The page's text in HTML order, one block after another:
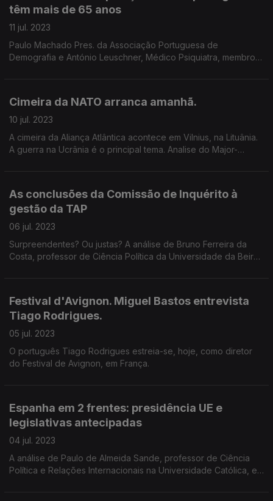
têm mais de 65 anos
11 jul. 2023
Paulo Machado Pres. da Associação Portuguesa de
Demografia e António Leuschner, Médico Psiquiatra, membro
Cimeira da NATO arranca amanhã.
10 jul. 2023
A cimeira da Aliança Atlântica acontece em Vilnius, na Lituânia.
A guerra na Ucrânia é o principal tema. Analise do Major-
As conclusões da Comissão de Inquérito à
gestão da TAP
06 jul. 2023
Surpreendentes? Ou justas? A análise de Bruno Ferreira da
Costa, professor de Ciência Política da Universidade da Beira
Festival d'Avignon. Miguel Bastos entrevista
Tiago Rodrigues.
05 jul. 2023
O português Tiago Rodrigues estreia-se, hoje, como diretor
do Festival de Avignon, em França.
Espanha em 2 frentes: presidência UE e
legislativas antecipadas
04 jul. 2023
A análise de Paulo de Almeida Sande, professor de Ciência
Política e Relações Internacionais na Universidade Católica, e